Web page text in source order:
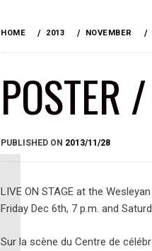
HOME 2013 NOVEMBER
POSTER
PUBLISHED ON 2013/11/28
LIVE ON STAGE at the
Friday Dec 6th, 7 p.m. and
Sur la scène du Centre de